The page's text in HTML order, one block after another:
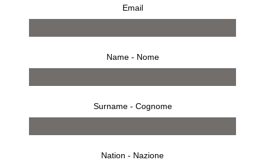
Email
Name - Nome
Surname - Cognome
Nation - Nazione